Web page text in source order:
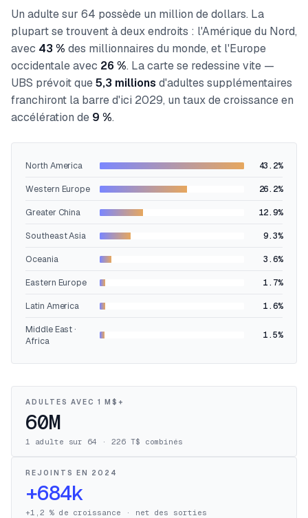
Un adulte sur 64 possède un million de dollars. La
plupart se trouvent à deux endroits : l'Amérique du Nord,
avec 43 % des millionnaires du monde, et l'Europe
occidentale avec 26 %. La carte se redessine vite —
UBS prévoit que5,3 millions d'adultes supplémentaires
franchiront la barre d'ici 2029, un taux de croissance en
accélération de 9 %.
North America 43.2%
Western Europe 26.2%
Greater China 12.9%
Southeast Asia 9.3%
Oceania 3.6%
Eastern Europe 1.7%
Latin America 1.6%
Middle East ·
Africa
1.5%
ADULTES AVEC 1 M$+
60M
1 adulte sur 64 · 226 T$ combinés
REJOINTS EN 2024
+684k
+1,2 % de croissance · net des sorties